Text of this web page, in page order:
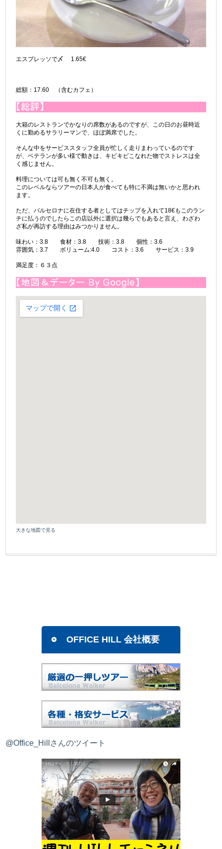
エスプレッソで〆 1.65€
総額：17.60 （含むカフェ）
大箱のレストランでかなりの席数があるのですが、この日のお昼時近
くに勤めるサラリーマンで、ほぼ満席でした。
そんな中をサービススタッフ全員が忙しく走りまわっているのです
が、ベテランが多い様で動きは、キビキビこなれた物でストレスは全
く感じません。
料理については可も無く不可も無く。
このレベルならツアーの日本人が食べても特に不満は無いかと思われ
ます。
ただ、バルセロナに在住する者としてはチップを入れて18€もこのラン
チに払うのでしたらこの店以外に選択は幾らでもあると言え、わざわ
ざ私が再訪する理由はみつかりません。
味わい：3.8 食材：3.8 技術：3.8 個性：3.6
雰囲気：3.7 ボリューム:4.0 コスト：3.6 サービス：3.9
満足度：６３点
大きな地図で見る
OFFICE HILL 会社概要
@Office_Hillさんのツイート